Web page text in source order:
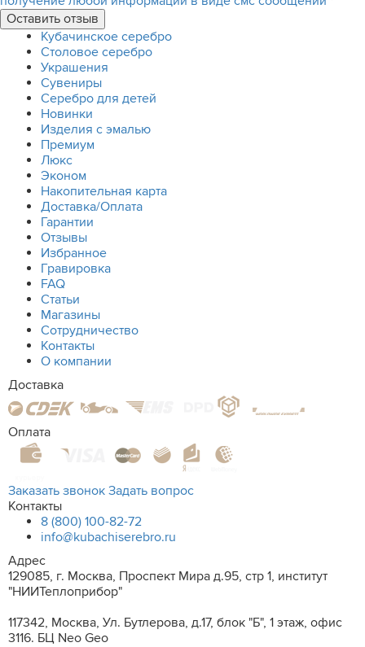
Кубачинское серебро
Столовое серебро
Украшения
Сувениры
Серебро для детей
Новинки
Изделия с эмалью
Премиум
Люкс
Эконом
Накопительная карта
Доставка/Оплата
Гарантии
Отзывы
Избранное
Гравировка
FAQ
Статьи
Магазины
Сотрудничество
Контакты
О компании
Доставка
Оплата
Заказать звонок Задать вопрос
Контакты
8 (800) 100-82-72
info@kubachiserebro.ru
Адрес
129085, г. Москва, Проспект Мира д.95, стр 1, институт
"НИИТеплоприбор"
117342, Москва, Ул. Бутлерова, д.17, блок "Б", 1 этаж, офис
3116. БЦ Neo Geo